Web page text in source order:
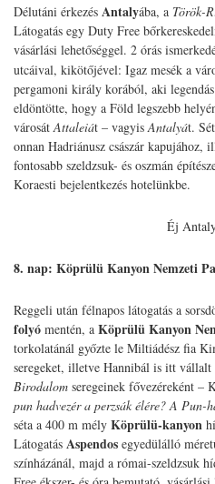
Délutáni érkezés Antalyába, a Török-
Látogatás egy Duty Free
vásárlási lehetőséggel. 2 órás
utcáival, kikötőjével: Igaz mesék a
pergamoni király korából, aki legendás
eldöntötte, hogy a Föld legszebb
városát Attaleiát – vagyis Antalyát.
onnan Hadriánusz császár
fontosabb szeldzsuk- és oszmán
Koraesti bejelentkezés hotelünkbe.
Éj
8. nap: Köprülü Kanyon Nemzeti
Reggeli után félnapos látogatás a
folyó mentén, a Köprülü Kanyon
torkolatánál győzte le Miltiádész fia
seregeket, illetve Hannibál is itt vállalt
Birodalom seregeinek fővezéreként –
pun hadvezér a perzsák élére? A Pun-
séta a 400 m mély Köprülü-kanyon
Látogatás Aspendos egyedülálló
színházánál, majd a római-szeldzsuk